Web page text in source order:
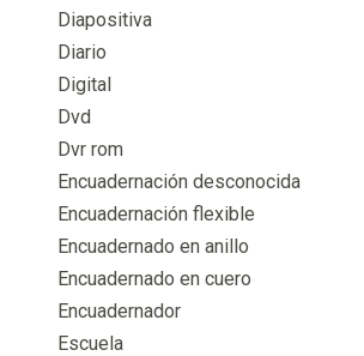
Diapositiva
Diario
Digital
Dvd
Dvr rom
Encuadernación desconocida
Encuadernación flexible
Encuadernado en anillo
Encuadernado en cuero
Encuadernador
Escuela